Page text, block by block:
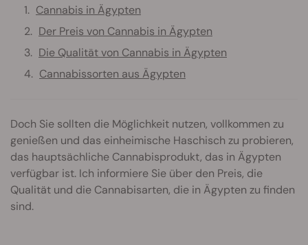
Cannabis in Ägypten
Der Preis von Cannabis in Ägypten
Die Qualität von Cannabis in Ägypten
Cannabissorten aus Ägypten
Doch Sie sollten die Möglichkeit nutzen, vollkommen zu
genießen und das einheimische Haschisch zu probieren,
das hauptsächliche Cannabisprodukt, das in Ägypten
verfügbar ist. Ich informiere Sie über den Preis, die
Qualität und die Cannabisarten, die in Ägypten zu finden
sind.